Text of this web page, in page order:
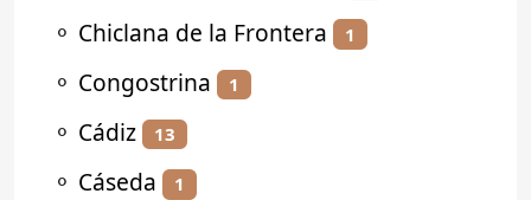
⚬ Chiclana de la Frontera 1
⚬ Congostrina 1
⚬ Cádiz 13
⚬ Cáseda 1